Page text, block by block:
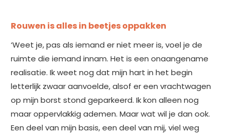
Rouwen is alles in beetjes oppakken
‘Weet je, pas als iemand er niet meer is, voel je de
ruimte die iemand innam. Het is een onaangename
realisatie. Ik weet nog dat mijn hart in het begin
letterlijk zwaar aanvoelde, alsof er een vrachtwagen
op mijn borst stond geparkeerd. Ik kon alleen nog
maar oppervlakkig ademen. Maar wat wil je dan ook.
Een deel van mijn basis, een deel van mij, viel weg